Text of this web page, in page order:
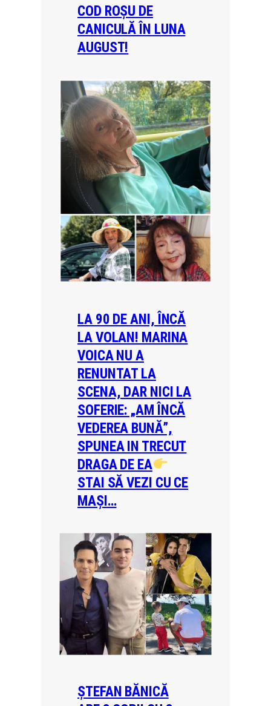
COD ROȘU DE
CANICULĂ ÎN LUNA
AUGUST!
LA 90 DE ANI, ÎNCĂ
LA VOLAN! MARINA
VOICA NU A
RENUNTAT LA
SCENA, DAR NICI LA
SOFERIE: „AM ÎNCĂ
VEDEREA BUNĂ”,
SPUNEA IN TRECUT
DRAGA DE EA
STAI SĂ VEZI CU CE
MAȘI…
ȘTEFAN BĂNICĂ